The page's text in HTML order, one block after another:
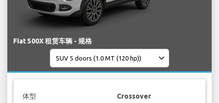
Fiat 500X 租赁车辆 - 规格
体型 Crossover